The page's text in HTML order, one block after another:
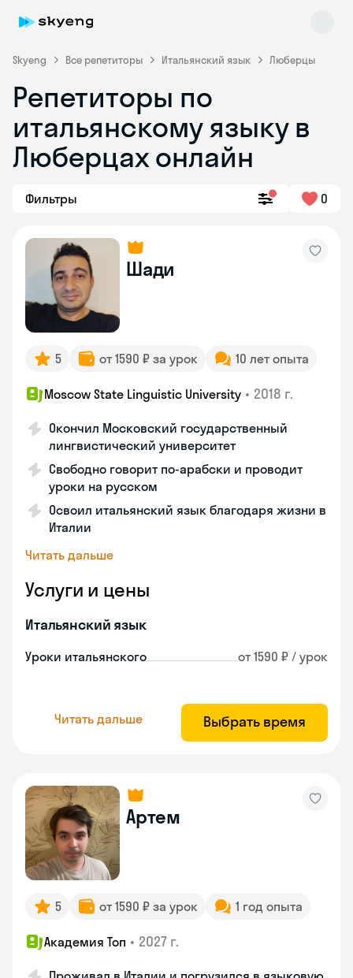
Skyeng Все репетиторы Итальянский язык Люберцы
Репетиторы по
итальянскому языку в
Люберцах онлайн
Фильтры 0
Шади
5 от 1590 ₽ за урок 10 лет опыта
Moscow State Linguistic University • 2018 г.
Окончил Московский государственный
лингвистический университет
Свободно говорит по-арабски и проводит
уроки на русском
Освоил итальянский язык благодаря жизни в
Италии
Читать дальше
Услуги и цены
Итальянский язык
Уроки итальянского от 1590 ₽ / урок
Читать дальше Выбрать время
Артем
5 от 1590 ₽ за урок 1 год опыта
Академия Топ • 2027 г.
Skyeng Chat